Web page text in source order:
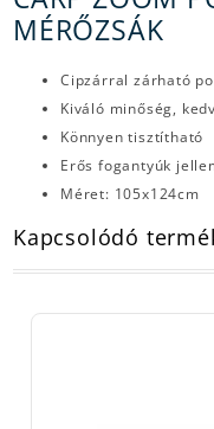
MÉRŐZSÁK
Cipzárral zárható
Kiváló minőség,
Könnyen tisztítható
Erős fogantyúk
Méret: 105x124cm
Kapcsolódó